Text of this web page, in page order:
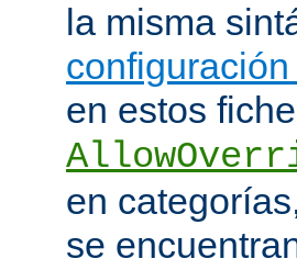
la misma
en estos
en
se